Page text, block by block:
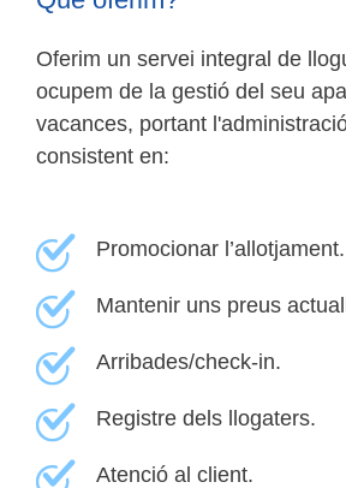
Oferim un servei integral de
ocupem de la gestió del seu
vacances, portant
consistent en:
Promocionar l’allotjament.
Mantenir uns preus
Arribades/check-in.
Registre dels llogaters.
Atenció al client.